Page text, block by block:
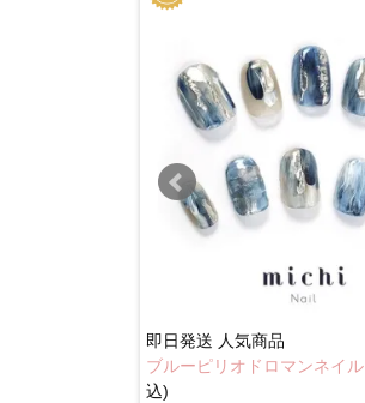
即日発送 人気商品
ブルーピリオドロマンネイル
込)